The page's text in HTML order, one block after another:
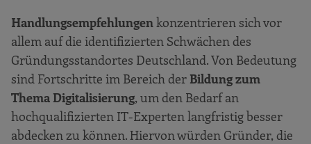
Handlungsempfehlungen konzentrieren sich vor
allem auf die identifizierten Schwächen des
Gründungsstandortes Deutschland. Von Bedeutung
sind Fortschritte im Bereich der Bildung zum
Thema Digitalisierung, um den Bedarf an
hochqualifizierten IT-Experten langfristig besser
abdecken zu können. Hiervon würden Gründer, die